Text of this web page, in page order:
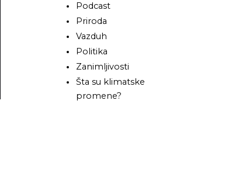
Podcast
Priroda
Vazduh
Politika
Zanimljivosti
Šta su klimatske
promene?